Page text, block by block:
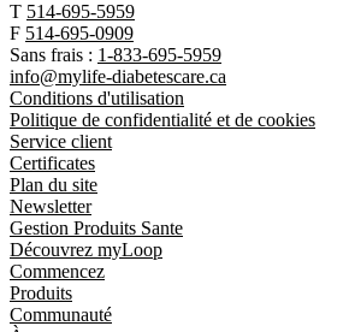
T 514-695-5959
F 514-695-0909
Sans frais : 1-833-695-5959
info@mylife-diabetescare.ca
Conditions d'utilisation
Politique de confidentialité et de cookies
Service client
Certificates
Plan du site
Newsletter
Gestion Produits Sante
Découvrez myLoop
Commencez
Produits
Communauté